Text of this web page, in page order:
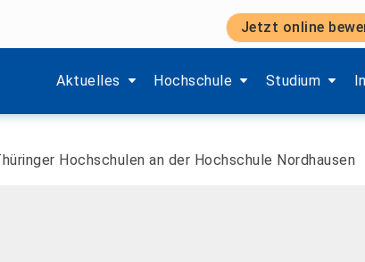
Jetzt online
Aktuelles
Zeige Menü-Unterpunkte von 'Aktuelles'.
Hochschule
Zeige Menü-Unterpunkte von
Studium
Zeige Menü-
Hochschulen an der Hochschule Nordhausen